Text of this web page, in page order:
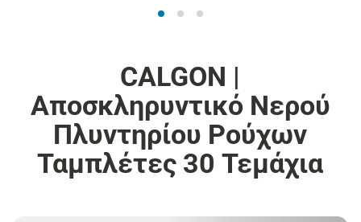
CALGON |
Αποσκληρυντικό Νερού
Πλυντηρίου Ρούχων
Ταμπλέτες 30 Τεμάχια